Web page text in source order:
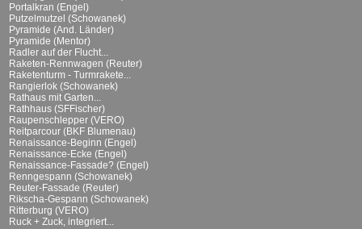
Portalkran (Engel)
Putzelmutzel (Schowanek)
Pyramide (And. Länder)
Pyramide (Mentor)
Radler auf der Flucht...
Raketen-Rennwagen (Reuter)
Raketenturm - Turmrakete...
Rangierlok (Schowanek)
Rathaus mit Garten...
Rathhaus (SFFischer)
Raupenschlepper (VERO)
Reitparcour (BKF Blumenau)
Renaissance-Beginn (Engel)
Renaissance-Ecke (Engel)
Renaissance-Fassade? (Engel)
Renngespann (Schowanek)
Reuter-Fassade (Reuter)
Rikscha-Gespann (Schowanek)
Ritterburg (VERO)
Ruck + Zuck, integriert...